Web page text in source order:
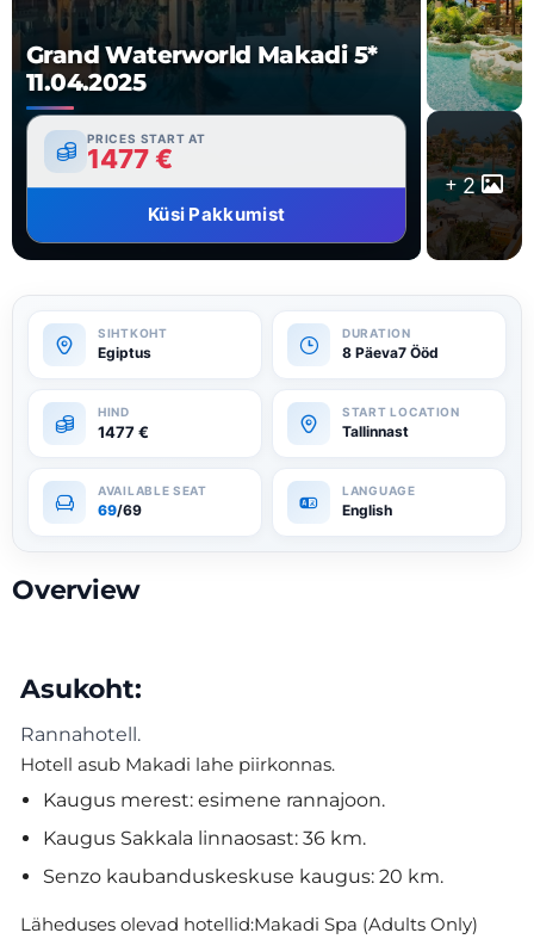
Grand Waterworld Makadi 5*
11.04.2025
PRICES START AT
1477€
Küsi Pakkumist
2
Egiptus 8 Päeva7 Ööd
1477€ Tallinnast
69/69 English
Overview
Asukoht:
Rannahotell.
Hotell asub Makadi lahe piirkonnas.
Kaugus merest: esimene rannajoon.
Kaugus Sakkala linnaosast: 36 km.
Senzo kaubanduskeskuse kaugus: 20 km.
Läheduses olevad hotellid:Makadi Spa (Adults Only)